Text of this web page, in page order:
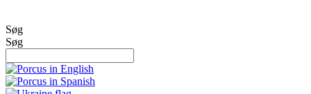
Søg
Søg